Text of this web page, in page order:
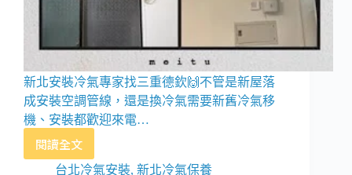
新北安裝冷氣專家找三重德欽🙌不管是新屋落
成安裝空調管線，還是換冷氣需要新舊冷氣移
機、安裝都歡迎來電…
閱讀全文
日
立
台北冷氣安裝, 新北冷氣保養